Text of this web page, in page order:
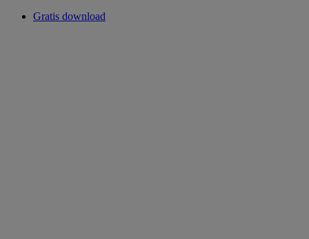
Gratis download